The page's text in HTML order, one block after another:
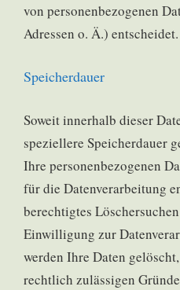
von personenbezogenen
Adressen o. Ä.) entscheidet.
Speicherdauer
Soweit innerhalb dieser
speziellere Speicherdauer
Ihre personenbezogenen
für die Datenverarbeitung
berechtigtes
Einwilligung zur
werden Ihre Daten
rechtlich zulässigen